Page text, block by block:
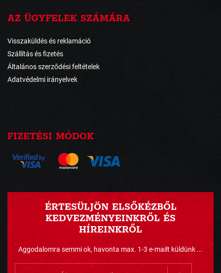
AZ ÜGYFELEK SZÁMÁRA
Visszaküldés és reklamáció
Szállítás és fizetés
Általános szerződési feltételek
Adatvédelmi irányelvek
FIZETÉSI MÓDOK
ÉRTESÜLJÖN ELSŐKÉZBŐL
KEDVEZMÉNYEINKRŐL ÉS
HÍREINKRŐL
Aggodalomra semmi ok, havonta max. 1-3 e-mailt küldünk ...